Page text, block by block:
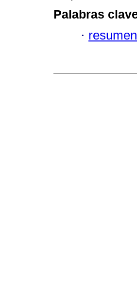
Palabras
·